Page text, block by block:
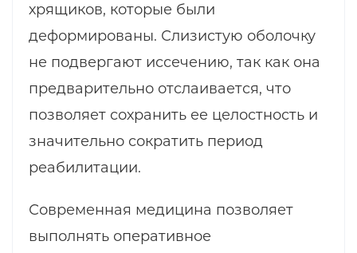
хрящиков, которые были
деформированы. Слизистую оболочку
не подвергают иссечению, так как она
предварительно отслаивается, что
позволяет сохранить ее целостность и
значительно сократить период
реабилитации.
Современная медицина позволяет
выполнять оперативное